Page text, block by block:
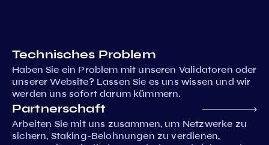
Technisches Problem
Haben Sie ein Problem mit unseren Validatoren oder
unserer Website? Lassen Sie es uns wissen und wir
werden uns sofort darum kümmern.
Partnerschaft
Arbeiten Sie mit uns zusammen, um Netzwerke zu
sichern, Staking-Belohnungen zu verdienen,